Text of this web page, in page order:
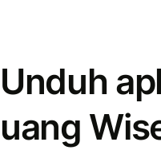
Unduh
uang